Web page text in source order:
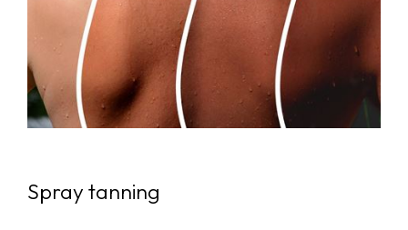
Spray tanning